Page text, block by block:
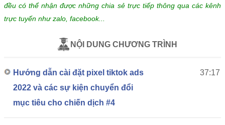
đều có thể nhận được những chia sẻ trực tiếp thông qua các kênh
trực tuyến như zalo, facebook...
NỘI DUNG CHƯƠNG TRÌNH
Hướng dẫn cài đặt pixel tiktok ads
2022 và các sự kiện chuyển đổi
mục tiêu cho chiến dịch #4
37:17